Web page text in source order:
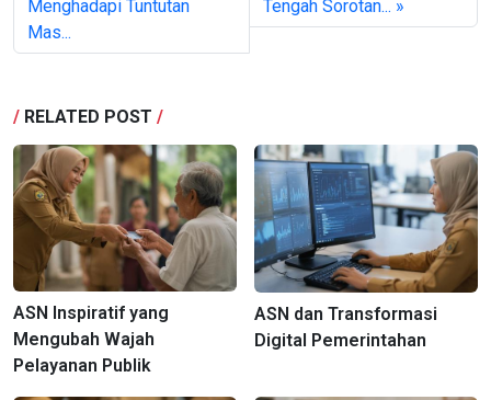
Menghadapi Tuntutan
Mas...
Tengah Sorotan... »
/ RELATED POST /
ASN Inspiratif yang
Mengubah Wajah
Pelayanan Publik
ASN dan Transformasi
Digital Pemerintahan